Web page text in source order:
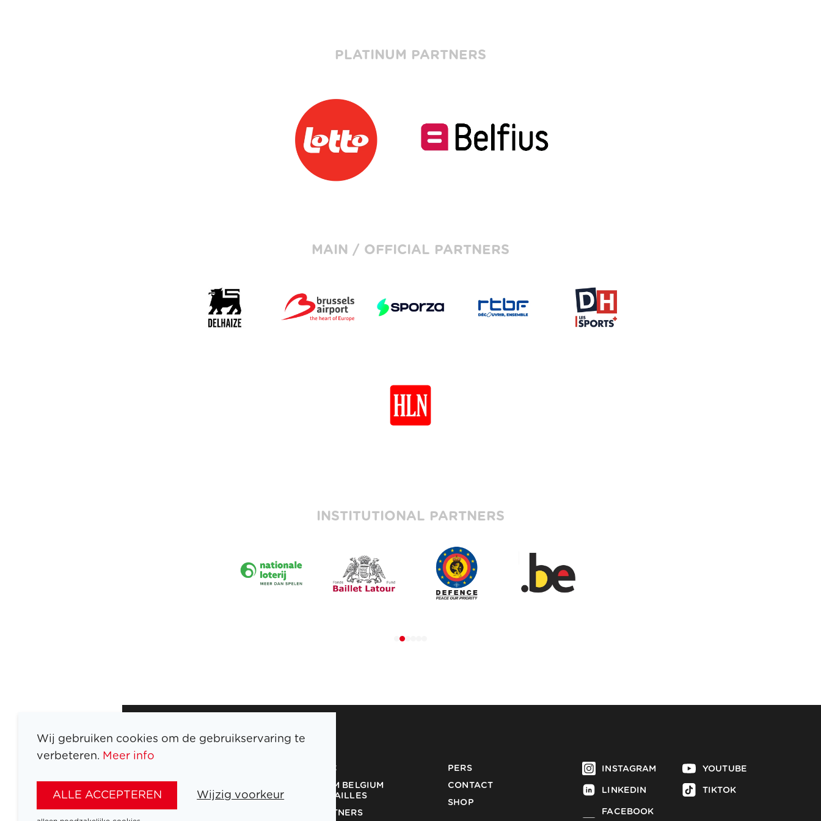
PLATINUM PARTNERS
MAIN / OFFICIAL PARTNERS
INSTITUTIONAL PARTNERS
SPELEN
BOIC
TEAM BELGIUM
MEDAILLES
PARTNERS
PERS
CONTACT
SHOP
INSTAGRAM
LINKEDIN
FACEBOOK
YOUTUBE
TIKTOK
Wij gebruiken cookies om de gebruikservaring te
verbeteren. Meer info
ALLE ACCEPTEREN Wijzig voorkeur